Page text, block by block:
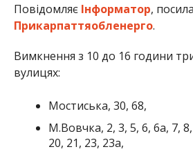
Повідомляє Інформатор,
Прикарпаттяобленерго.
Вимкнення з 10 до 16 години
вулицях:
Мостиська, 30, 68,
М.Вовчка, 2, 3, 5, 6, 6а, 7,
20, 21, 23, 23а,